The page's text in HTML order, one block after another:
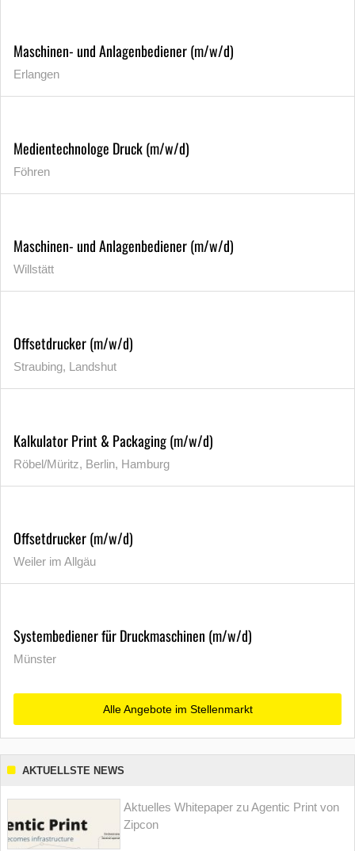
Maschinen- und Anlagenbediener (m/w/d)
Erlangen
Medientechnologe Druck (m/w/d)
Föhren
Maschinen- und Anlagenbediener (m/w/d)
Willstätt
Offsetdrucker (m/w/d)
Straubing, Landshut
Kalkulator Print & Packaging (m/w/d)
Röbel/Müritz, Berlin, Hamburg
Offsetdrucker (m/w/d)
Weiler im Allgäu
Systembediener für Druckmaschinen (m/w/d)
Münster
Alle Angebote im Stellenmarkt
AKTUELLSTE NEWS
Aktuelles Whitepaper zu Agentic Print von
Zipcon